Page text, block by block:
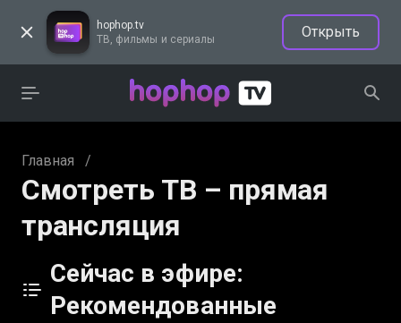
hophop.tv
ТВ, фильмы и сериалы
Открыть
Главная /
Смотреть ТВ – прямая
трансляция
Сейчас в эфире:
Рекомендованные